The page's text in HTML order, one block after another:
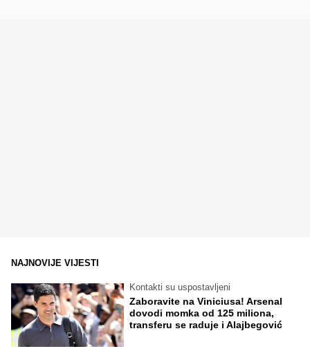
NAJNOVIJE VIJESTI
Kontakti su uspostavljeni
Zaboravite na Viniciusa! Arsenal
dovodi momka od 125 miliona,
transferu se raduje i Alajbegović